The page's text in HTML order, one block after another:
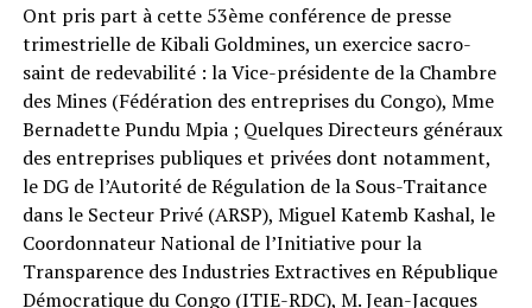
Ont pris part à cette 53ème conférence de presse
trimestrielle de Kibali Goldmines, un exercice sacro-
saint de redevabilité : la Vice-présidente de la Chambre
des Mines (Fédération des entreprises du Congo), Mme
Bernadette Pundu Mpia ; Quelques Directeurs généraux
des entreprises publiques et privées dont notamment,
le DG de l’Autorité de Régulation de la Sous-Traitance
dans le Secteur Privé (ARSP), Miguel Katemb Kashal, le
Coordonnateur National de l’Initiative pour la
Transparence des Industries Extractives en République
Démocratique du Congo (ITIE-RDC), M. Jean-Jacques